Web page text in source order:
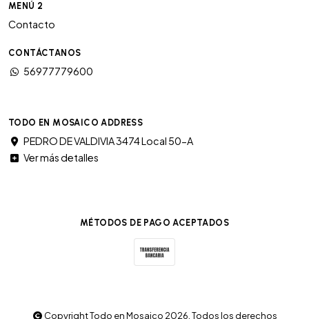
MENÚ 2
Contacto
CONTÁCTANOS
56977779600
TODO EN MOSAICO ADDRESS
PEDRO DE VALDIVIA 3474 Local 50-A
Ver más detalles
MÉTODOS DE PAGO ACEPTADOS
Copyright Todo en Mosaico 2026. Todos los derechos